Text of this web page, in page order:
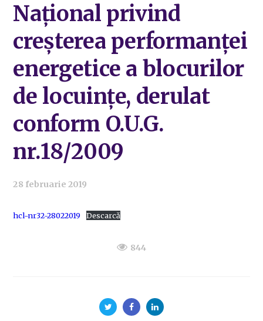
Național privind
creșterea performanței
energetice a blocurilor
de locuințe, derulat
conform O.U.G.
nr.18/2009
28 februarie 2019
hcl-nr32-28022019 Descarcă
844